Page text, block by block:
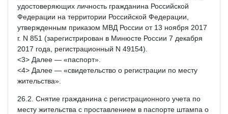
удостоверяющих личность гражданина Российской
Федерации на территории Российской Федерации,
утвержденным приказом МВД России от 13 ноября 2017
г. N 851 (зарегистрирован в Минюсте России 7 декабря
2017 года, регистрационный N 49154).
<3> Далее — «паспорт».
<4> Далее — «свидетельство о регистрации по месту
жительства».
26.2. Снятие гражданина с регистрационного учета по
месту жительства с проставлением в паспорте штампа о